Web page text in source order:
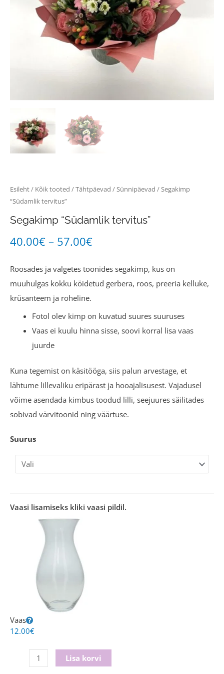
Esileht/ Kõik tooted /Tähtpäevad /Sünnipäevad / Segakimp
“Südamlik tervitus”
Segakimp “Südamlik tervitus”
40.00€ – 57.00€
Roosades ja valgetes toonides segakimp, kus on
muuhulgas kokku köidetud gerbera, roos, preeria kelluke,
krüsanteem ja roheline.
Fotol olev kimp on kuvatud suures suuruses
Vaas ei kuulu hinna sisse, soovi korral lisa vaas
juurde
Kuna tegemist on käsitööga, siis palun arvestage, et
lähtume lillevaliku eripärast ja hooajalisusest. Vajadusel
võime asendada kimbus toodud lilli, seejuures säilitades
sobivad värvitoonid ning väärtuse.
Suurus
Vaasi lisamiseks kliki vaasi pildil.
Vaas
12.00€
Lisa korvi